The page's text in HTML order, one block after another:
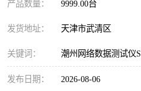
产品数量： 9999.00台
发货地址： 天津市武清区
关键词： 潮州网络数据测试仪
发布日期： 2026-08-06